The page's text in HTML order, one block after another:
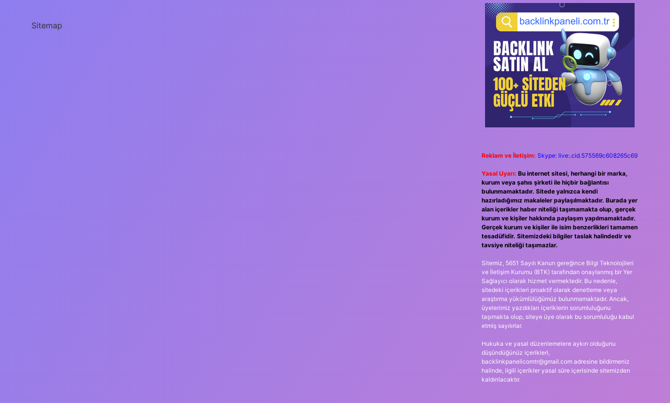
Sitemap
Reklam ve İletişim: Skype: live:.cid.575569c608265c69
Yasal Uyarı: Bu internet sitesi, herhangi bir marka,
kurum veya şahıs şirketi ile hiçbir bağlantısı
bulunmamaktadır. Sitede yalnızca kendi
hazırladığımız makaleler paylaşılmaktadır. Burada yer
alan içerikler haber niteliği taşımamakta olup, gerçek
kurum ve kişiler hakkında paylaşım yapılmamaktadır.
Gerçek kurum ve kişiler ile isim benzerlikleri tamamen
tesadüfidir. Sitemizdeki bilgiler taslak halindedir ve
tavsiye niteliği taşımazlar.
Sitemiz, 5651 Sayılı Kanun gereğince Bilgi Teknolojileri
ve İletişim Kurumu (BTK) tarafından onaylanmış bir Yer
Sağlayıcı olarak hizmet vermektedir. Bu nedenle,
sitedeki içerikleri proaktif olarak denetleme veya
araştırma yükümlülüğümüz bulunmamaktadır. Ancak,
üyelerimiz yazdıkları içeriklerin sorumluluğunu
taşımakta olup, siteye üye olarak bu sorumluluğu kabul
etmiş sayılırlar.
Hukuka ve yasal düzenlemelere aykırı olduğunu
düşündüğünüz içerikleri,
backlinkpanelicomtr@gmail.comadresine bildirmeniz
halinde, ilgili içerikler yasal süre içerisinde sitemizden
kaldırılacaktır.